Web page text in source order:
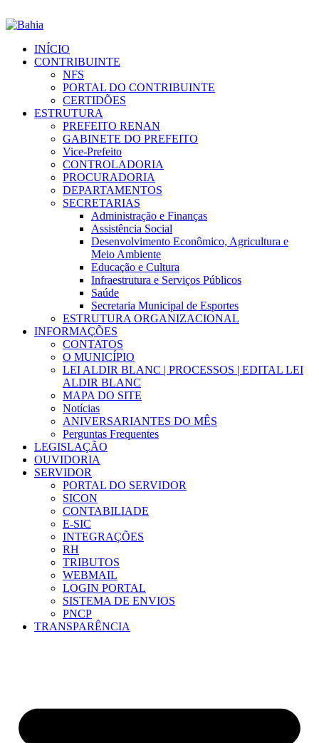
INÍCIO
CONTRIBUINTE
NFS
PORTAL DO CONTRIBUINTE
CERTIDÕES
ESTRUTURA
PREFEITO RENAN
GABINETE DO PREFEITO
Vice-Prefeito
CONTROLADORIA
PROCURADORIA
DEPARTAMENTOS
SECRETARIAS
Administração e Finanças
Assistência Social
Desenvolvimento Econômico, Agricultura e
Meio Ambiente
Educação e Cultura
Infraestrutura e Serviços Públicos
Saúde
Secretaria Municipal de Esportes
ESTRUTURA ORGANIZACIONAL
INFORMAÇÕES
CONTATOS
O MUNICÍPIO
LEI ALDIR BLANC | PROCESSOS | EDITAL LEI
ALDIR BLANC
MAPA DO SITE
Notícias
ANIVERSARIANTES DO MÊS
Perguntas Frequentes
LEGISLAÇÃO
OUVIDORIA
SERVIDOR
PORTAL DO SERVIDOR
SICON
CONTABILIADE
E-SIC
INTEGRAÇÕES
RH
TRIBUTOS
WEBMAIL
LOGIN PORTAL
SISTEMA DE ENVIOS
PNCP
TRANSPARÊNCIA